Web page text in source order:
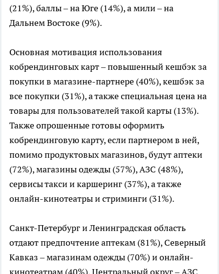
(21%), баллы – на Юге (14%), а мили – на
Дальнем Востоке (9%).
Основная мотивация использования
кобрендинговых карт – повышенный кешбэк за
покупки в магазине-партнере (40%), кешбэк за
все покупки (31%), а также специальная цена на
товары для пользователей такой карты (13%).
Также опрошенные готовы оформить
кобрендинговую карту, если партнером в ней,
помимо продуктовых магазинов, будут аптеки
(72%), магазины одежды (57%), АЗС (48%),
сервисы такси и каршеринг (37%), а также
онлайн-кинотеатры и стриминги (31%).
Санкт-Петербург и Ленинградская область
отдают предпочтение аптекам (81%), Северный
Кавказ – магазинам одежды (70%) и онлайн-